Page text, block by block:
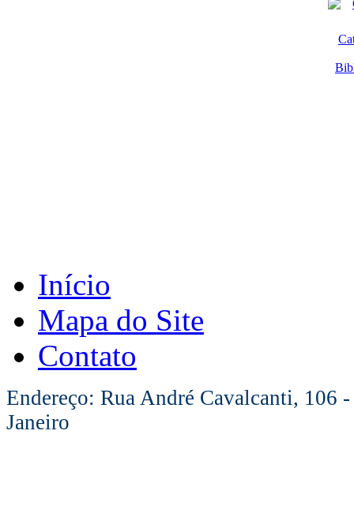
Início
Mapa do Site
Contato
Endereço: Rua André Cavalcanti, 106
Janeiro